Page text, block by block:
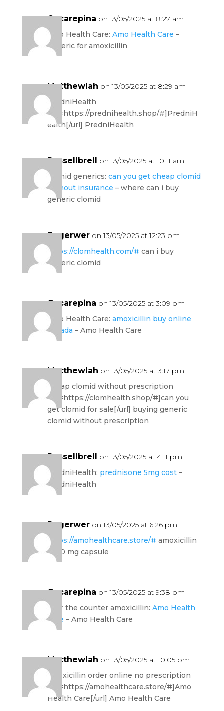
Oscarepina on 13/05/2025 at 8:27 am
Amo Health Care: Amo Health Care –
generic for amoxicillin
Matthewlah on 13/05/2025 at 8:29 am
PredniHealth
[url=https://prednihealth.shop/#]PredniH
ealth[/url] PredniHealth
Russellbrell on 13/05/2025 at 10:11 am
clomid generics: can you get cheap clomid
without insurance – where can i buy
generic clomid
Rogerwer on 13/05/2025 at 12:23 pm
https://clomhealth.com/# can i buy
generic clomid
Oscarepina on 13/05/2025 at 3:09 pm
Amo Health Care: amoxicillin buy online
canada – Amo Health Care
Matthewlah on 13/05/2025 at 3:17 pm
cheap clomid without prescription
[url=https://clomhealth.shop/#]can you
get clomid for sale[/url] buying generic
clomid without prescription
Russellbrell on 13/05/2025 at 4:11 pm
PredniHealth: prednisone 5mg cost–
PredniHealth
Rogerwer on 13/05/2025 at 6:26 pm
https://amohealthcare.store/# amoxicillin
1000 mg capsule
Oscarepina on 13/05/2025 at 9:38 pm
over the counter amoxicillin: Amo Health
Care – Amo Health Care
Matthewlah on 13/05/2025 at 10:05 pm
amoxicillin order online no prescription
[url=https://amohealthcare.store/#]Amo
Health Care[/url] Amo Health Care